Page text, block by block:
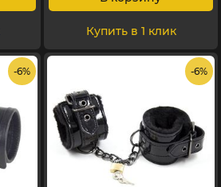
Купить в 1 клик
- 6% - 6%